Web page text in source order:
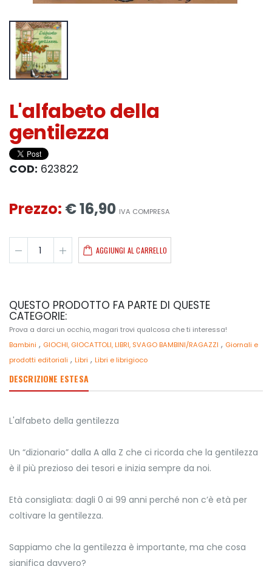
L'alfabeto della
gentilezza
COD: 623822
Prezzo: € 16,90 IVA COMPRESA
AGGIUNGI AL CARRELLO
QUESTO PRODOTTO FA PARTE DI QUESTE
CATEGORIE:
Prova a darci un occhio, magari trovi qualcosa che ti interessa!
Bambini , GIOCHI, GIOCATTOLI, LIBRI, SVAGO BAMBINI/RAGAZZI , Giornali e
prodotti editoriali , Libri , Libri e librigioco
DESCRIZIONE ESTESA
L'alfabeto della gentilezza
Un “dizionario” dalla A alla Z che ci ricorda che la gentilezza
è il più prezioso dei tesori e inizia sempre da noi.
Età consigliata: dagli 0 ai 99 anni perché non c’è età per
coltivare la gentilezza.
Sappiamo che la gentilezza è importante, ma che cosa
significa davvero?